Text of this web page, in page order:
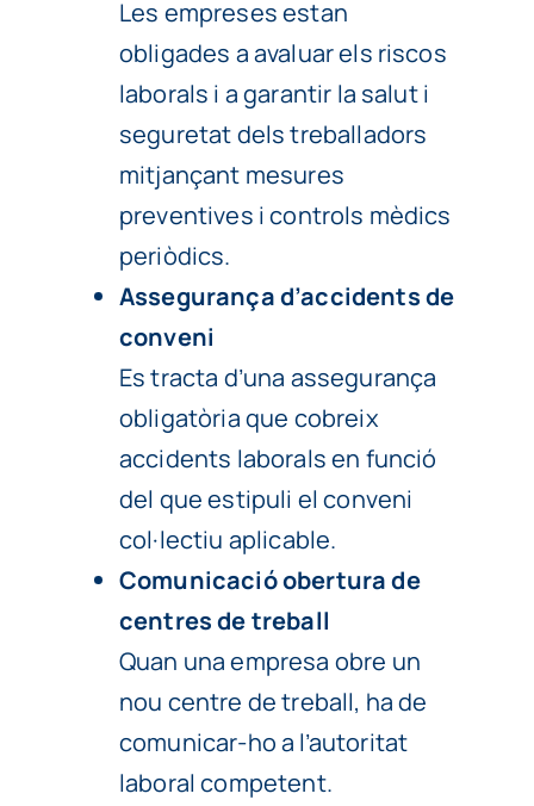
Les empreses estan
obligades a avaluar els riscos
laborals i a garantir la salut i
seguretat dels treballadors
mitjançant mesures
preventives i controls mèdics
periòdics.
Assegurança d’accidents de
conveni
Es tracta d’una assegurança
obligatòria que cobreix
accidents laborals en funció
del que estipuli el conveni
col·lectiu aplicable.
Comunicació obertura de
centres de treball
Quan una empresa obre un
nou centre de treball, ha de
comunicar-ho a l’autoritat
laboral competent.